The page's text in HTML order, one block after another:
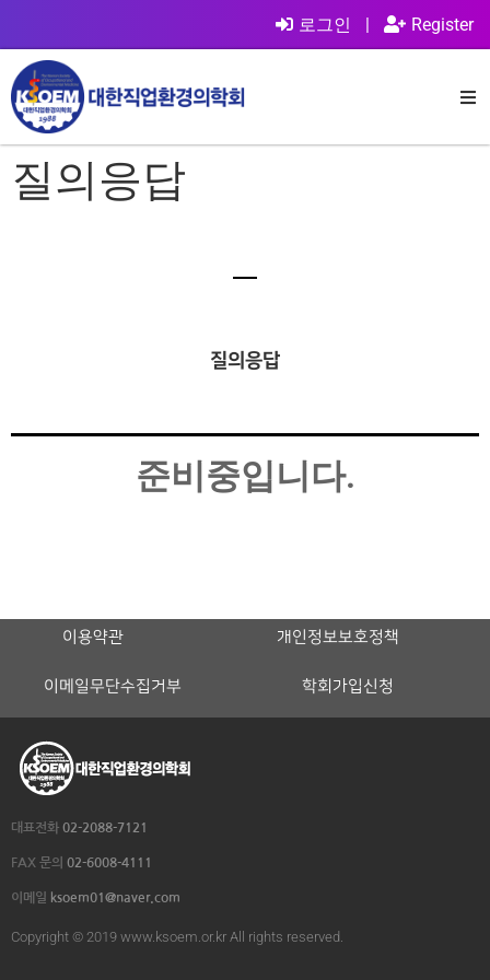
로그인 | Register
질의응답
질의응답
준비중입니다.
이용약관 개인정보보호정책
이메일무단수집거부 학회가입신청
대표전화 02-2088-7121
FAX 문의 02-6008-4111
이메일 ksoem01@naver.com
Copyright © 2019 www.ksoem.or.kr All rights reserved.